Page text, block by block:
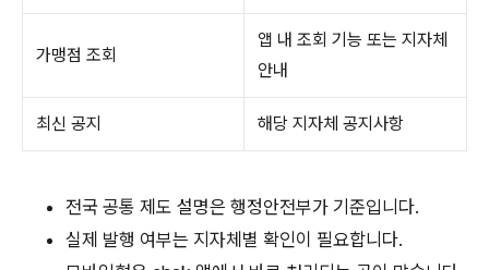
가맹점 조회
앱 내 조회 기능 또는 지자체
안내
최신 공지 해당 지자체 공지사항
전국 공통 제도 설명은 행정안전부가 기준입니다.
실제 발행 여부는 지자체별 확인이 필요합니다.